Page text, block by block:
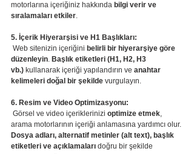
motorlarına içeriğiniz hakkında bilgi verir ve
sıralamaları etkiler.
5. İçerik Hiyerarşisi ve H1 Başlıkları:
Web sitenizin içeriğini belirli bir hiyerarşiye göre
düzenleyin. Başlık etiketleri (H1, H2, H3
vb.) kullanarak içeriği yapılandırın ve anahtar
kelimeleri doğal bir şekilde vurgulayın.
6. Resim ve Video Optimizasyonu:
Görsel ve video içeriklerinizi optimize etmek,
arama motorlarının içeriği anlamasına yardımcı olur.
Dosya adları, alternatif metinler (alt text), başlık
etiketleri ve açıklamaları doğru bir şekilde